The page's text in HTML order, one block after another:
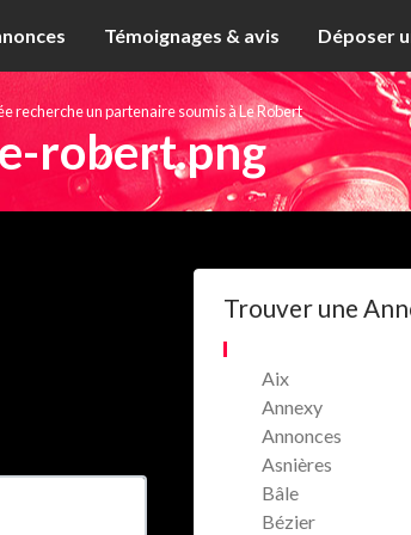
Témoignages & avis Déposer
recherche un partenaire soumis à Le Robert
robert.png
Trouver une
Aix
Annexy
Annonces
Asnières
Bâle
Bézier